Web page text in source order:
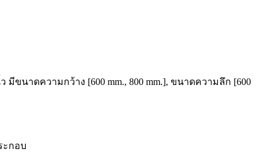
มีขนาดความกว้าง [600 mm., 800 mm.], ขนาดความลึก [600
ะกอบ